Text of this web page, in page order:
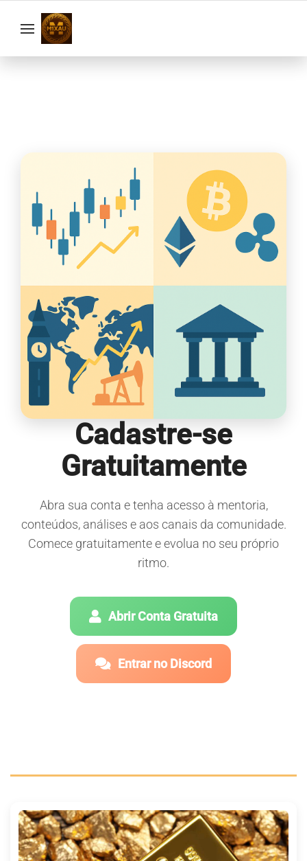
Cadastre-se
Gratuitamente
Abra sua conta e tenha acesso à mentoria,
conteúdos, análises e aos canais da comunidade.
Comece gratuitamente e evolua no seu próprio
ritmo.
Abrir Conta Gratuita
Entrar no Discord